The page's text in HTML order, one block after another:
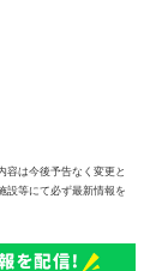
容は今後予告なく変更と
設等にて必ず最新情報を